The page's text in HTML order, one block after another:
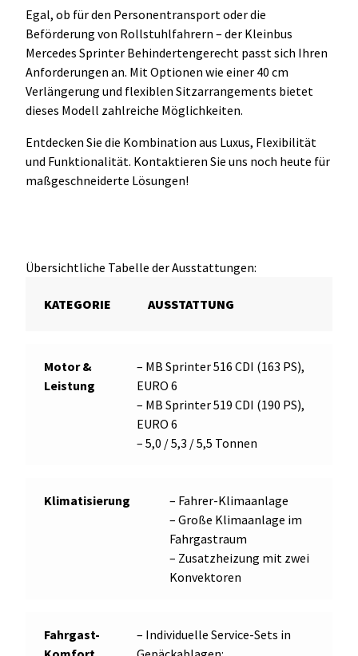
Egal, ob für den Personentransport oder die
Beförderung von Rollstuhlfahrern – der Kleinbus
Mercedes Sprinter Behindertengerecht passt sich Ihren
Anforderungen an. Mit Optionen wie einer 40 cm
Verlängerung und flexiblen Sitzarrangements bietet
dieses Modell zahlreiche Möglichkeiten.
Entdecken Sie die Kombination aus Luxus, Flexibilität
und Funktionalität. Kontaktieren Sie uns noch heute für
maßgeschneiderte Lösungen!
Übersichtliche Tabelle der Ausstattungen:
KATEGORIE AUSSTATTUNG
Motor &
Leistung
– MB Sprinter 516 CDI (163 PS),
EURO 6
– MB Sprinter 519 CDI (190 PS),
EURO 6
– 5,0 / 5,3 / 5,5 Tonnen
Klimatisierung
– Fahrer-Klimaanlage
– Große Klimaanlage im
Fahrgastraum
– Zusatzheizung mit zwei
Konvektoren
Fahrgast-
– Individuelle Service-Sets in